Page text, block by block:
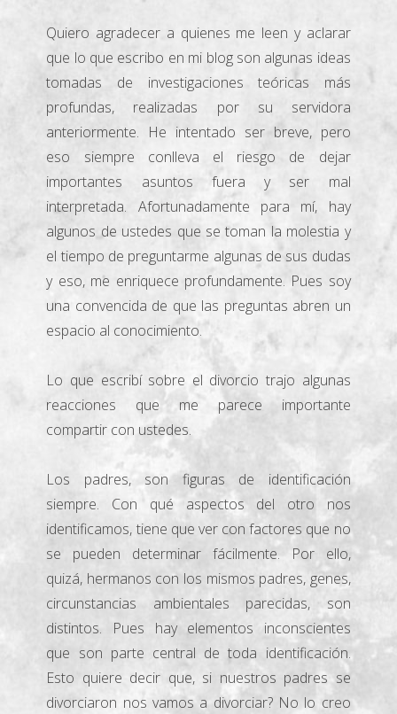
Quiero agradecer a quienes me leen y aclarar
que lo que escribo en mi blog son algunas ideas
tomadas de investigaciones teóricas más
profundas, realizadas por su servidora
anteriormente. He intentado ser breve, pero
eso siempre conlleva el riesgo de dejar
importantes asuntos fuera y ser mal
interpretada. Afortunadamente para mí, hay
algunos de ustedes que se toman la molestia y
el tiempo de preguntarme algunas de sus dudas
y eso, me enriquece profundamente. Pues soy
una convencida de que las preguntas abren un
espacio al conocimiento.
Lo que escribí sobre el divorcio trajo algunas
reacciones que me parece importante
compartir con ustedes.
Los padres, son figuras de identificación
siempre. Con qué aspectos del otro nos
identificamos, tiene que ver con factores que no
se pueden determinar fácilmente. Por ello,
quizá, hermanos con los mismos padres, genes,
circunstancias ambientales parecidas, son
distintos. Pues hay elementos inconscientes
que son parte central de toda identificación.
Esto quiere decir que, si nuestros padres se
divorciaron nos vamos a divorciar? No lo creo